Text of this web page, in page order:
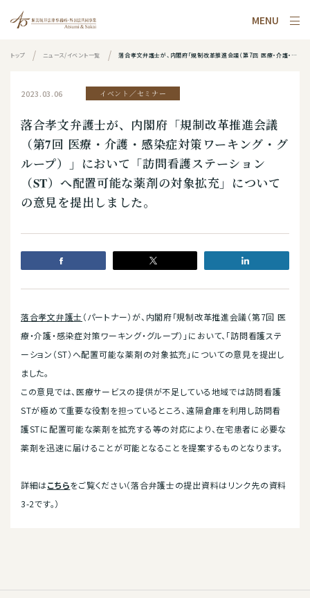
MENU
トップ ニュース/イベント一覧 落合孝文弁護士が、内閣府「規制改革推進会議（第7回 医療・介護・感染症対策ワーキング・グループ）」において「訪問看護ステーション（ST）へ配置可能な薬剤の対象拡充」についての意見を提出しました。
2023.03.06 イベント／セミナー
落合孝文弁護士が、内閣府「規制改革推進会議
（第7回 医療・介護・感染症対策ワーキング・グ
ループ）」において「訪問看護ステーション
（ST）へ配置可能な薬剤の対象拡充」について
の意見を提出しました。
落合孝文弁護士 （パートナー）が、内閣府「規制改革推進会議（第7回 医
療・介護・感染症対策ワーキング・グループ）」において、「訪問看護ステ
ーション（ST）へ配置可能な薬剤の対象拡充」についての意見を提出し
ました。
この意見では、医療サービスの提供が不足している地域では訪問看護
STが極めて重要な役割を担っているところ、遠隔倉庫を利用し訪問看
護STに配置可能な薬剤を拡充する等の対応により、在宅患者に必要な
薬剤を迅速に届けることが可能となることを提案するものとなります。
詳細はこちらをご覧ください（落合弁護士の提出資料はリンク先の資料
3-2です。）